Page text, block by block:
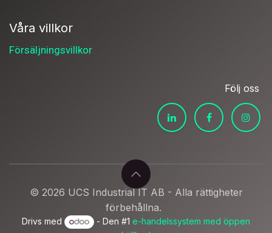
Våra villkor
Försäljningsvillkor
Följ oss
© 2026 UCS Industrial IT AB - Alla rättigheter
förbehållna.
Drivs med - Den #1 e-handelssystem med öppen